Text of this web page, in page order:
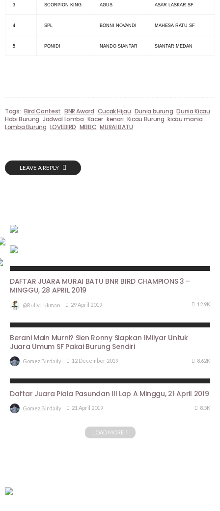
3 SCORPION KING AGUS ASAR LASKAR SF
4 SPL BONNI NOVANDI MAHESA RATU SF
5 PONIDI NANDO SIANTAR SIANTAR MEDAN
Tags: Bird Contest BNR Award Cucak Hijau Dunia burung Dunia Kicau
Hobi Burung Jadwal Lomba Kacer kenari Kicau Burung kicau mania
Lomba Burung LOVEBIRD MBBC MURAI BATU
LEAVE A REPLY
DAFTAR JUARA MURAI BATU BNR BIRD CHAMPIONS 3 –
MINGGU, 28 APRIL 2019
@rully.lukman 29 April 2019 12.9K
Berani Main Murni? Sien Ronny Siapkan 1Milyar Untuk
Juara Umum SF Pakai Burung Sendiri
Gomez Birdaily 12 December 2019 8.62K
Daftar Juara Piala Pasundan III Lap A Minggu, 21 April 2019
Gomez Birdaily 21 April 2019 8.5K
LOAD MORE